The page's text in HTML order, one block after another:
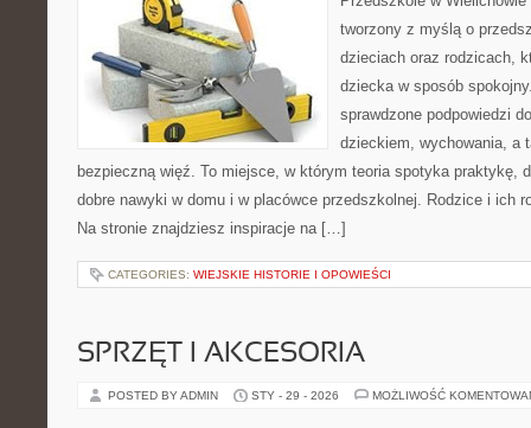
tworzony z myślą o
dzieciach oraz rodzicach,
dziecka w sposób
sprawdzone podpowiedzi
dzieckiem, wychowania, a
bezpieczną więź. To miejsce, w którym teoria spotyka praktykę,
dobre nawyki w domu i w placówce przedszkolnej. Rodzice i ich
Na stronie znajdziesz inspiracje na […]
CATEGORIES: WIEJSKIE HISTORIE I OPOWIEŚCI
SPRZĘT I AKCESORIA
POSTED BY ADMIN STY - 29 - 2026 MOŻLIWOŚĆ